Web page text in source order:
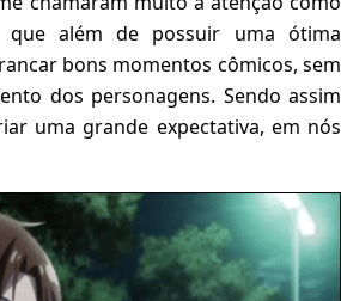
que além de possuir uma ótima
bons momentos cômicos, sem
dos personagens. Sendo assim
uma grande expectativa, em nós